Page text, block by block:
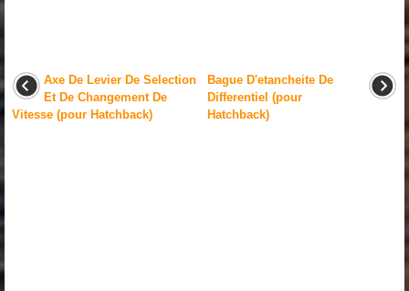
Axe De Levier De Selection
Et De Changement De
Vitesse (pour Hatchback)
Bague D'etancheite De
Differentiel (pour
Hatchback)